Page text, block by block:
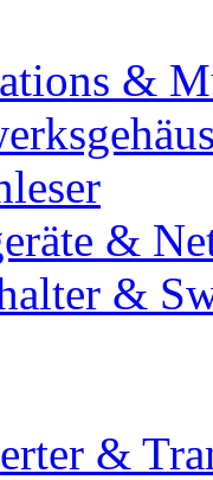
&
&
&
&